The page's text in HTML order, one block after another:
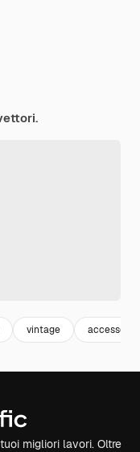
vintage accessori
migliori lavori. Oltre